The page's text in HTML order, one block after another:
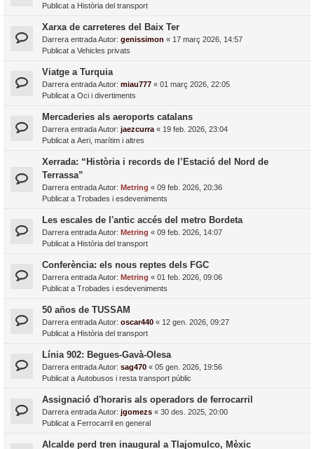
Publicat a Història del transport
Xarxa de carreteres del Baix Ter
Darrera entrada Autor: genissimon « 17 març 2026, 14:57
Publicat a Vehicles privats
Viatge a Turquia
Darrera entrada Autor: miau777 « 01 març 2026, 22:05
Publicat a Oci i divertiments
Mercaderies als aeroports catalans
Darrera entrada Autor: jaezcurra « 19 feb. 2026, 23:04
Publicat a Aeri, marítim i altres
Xerrada: “Història i records de l’Estació del Nord de
Terrassa”
Darrera entrada Autor: Metring « 09 feb. 2026, 20:36
Publicat a Trobades i esdeveniments
Les escales de l'antic accés del metro Bordeta
Darrera entrada Autor: Metring « 09 feb. 2026, 14:07
Publicat a Història del transport
Conferència: els nous reptes dels FGC
Darrera entrada Autor: Metring « 01 feb. 2026, 09:06
Publicat a Trobades i esdeveniments
50 años de TUSSAM
Darrera entrada Autor: oscar440 « 12 gen. 2026, 09:27
Publicat a Història del transport
Línia 902: Begues-Gavà-Olesa
Darrera entrada Autor: sag470 « 05 gen. 2026, 19:56
Publicat a Autobusos i resta transport públic
Assignació d'horaris als operadors de ferrocarril
Darrera entrada Autor: jgomezs « 30 des. 2025, 20:00
Publicat a Ferrocarril en general
Alcalde perd tren inaugural a Tlajomulco, Mèxic